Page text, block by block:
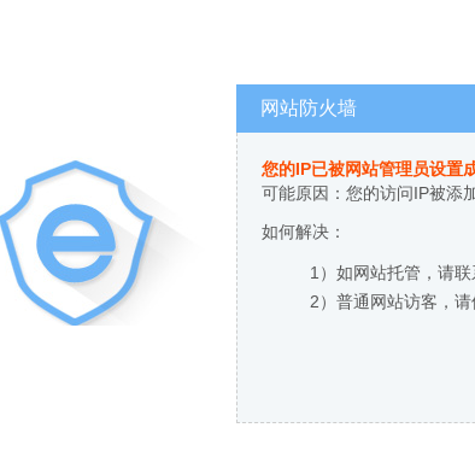
网站防火墙
您的IP已被网站管理员设置
可能原因：您的访问IP被添
如何解决：
1）如网站托管，请联
2）普通网站访客，